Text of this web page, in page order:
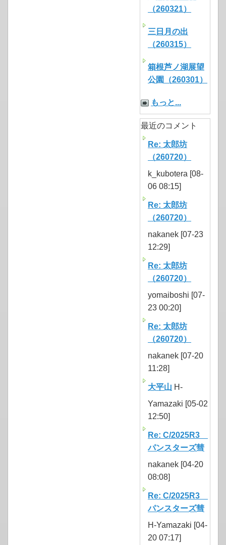
（260321）
三日月の出
（260315）
箱根芦ノ湖展望
公園（260301）
もっと...
最近のコメント
Re: 太郎坊
（260720）
k_kubotera [08-
06 08:15]
Re: 太郎坊
（260720）
nakanek [07-23
12:29]
Re: 太郎坊
（260720）
yomaiboshi [07-
23 00:20]
Re: 太郎坊
（260720）
nakanek [07-20
11:28]
大平山 H-
Yamazaki [05-02
12:50]
Re: C/2025R3
パンスターズ彗
nakanek [04-20
08:08]
Re: C/2025R3
パンスターズ彗
H-Yamazaki [04-
20 07:17]